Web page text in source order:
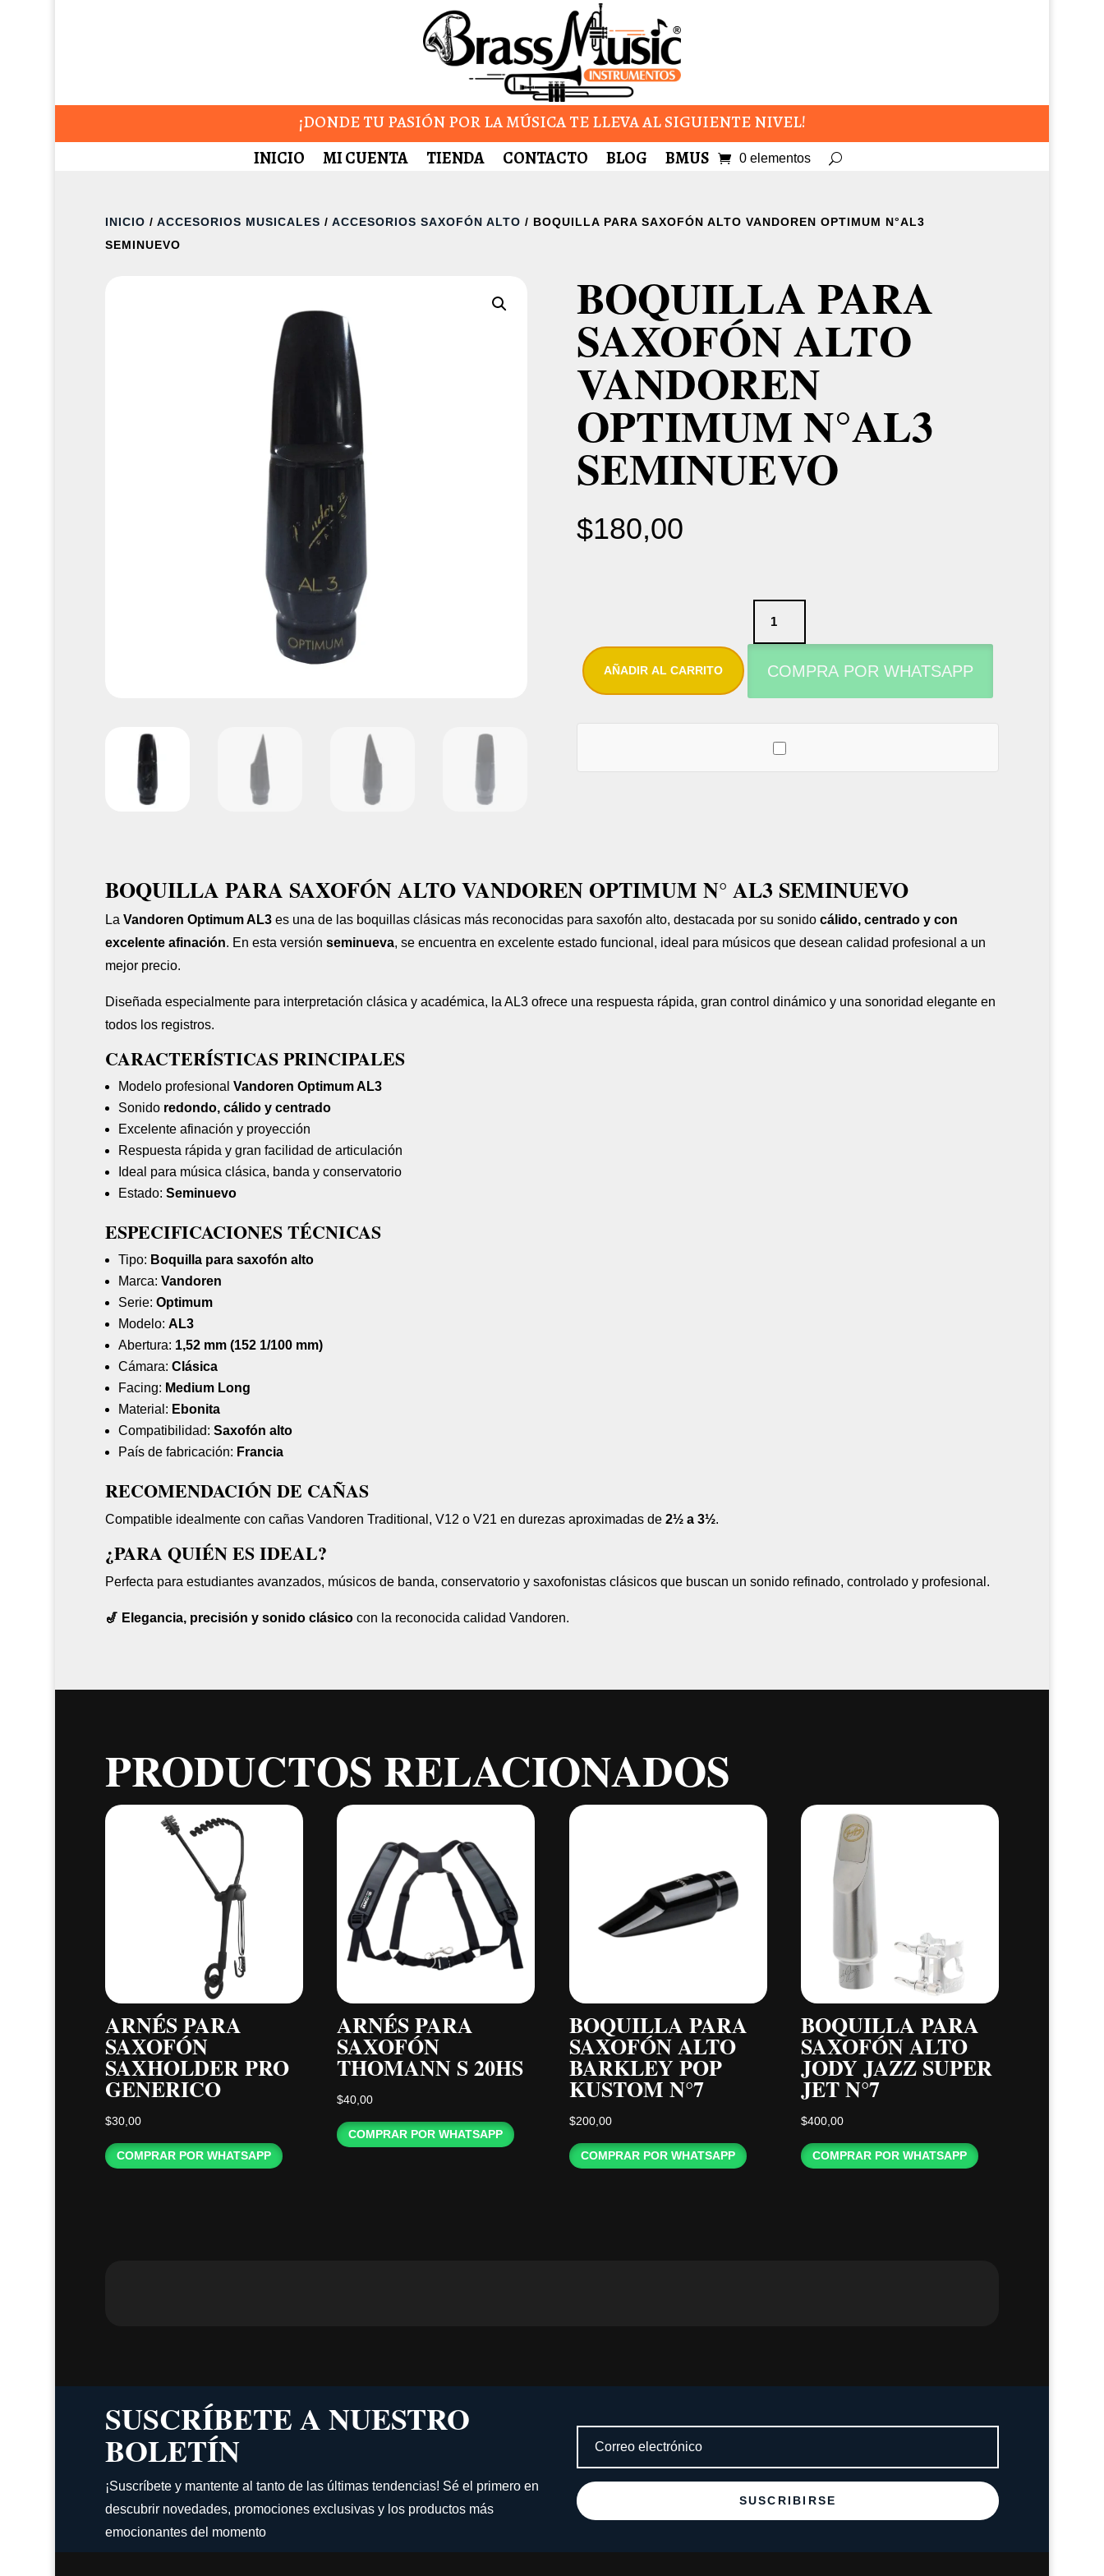
¡DONDE TU PASIÓN POR LA MÚSICA TE LLEVA AL SIGUIENTE NIVEL!
INICIO
MI CUENTA TIENDA CONTACTO BLOG BMUS 0 elementos
INICIO / ACCESORIOS MUSICALES / ACCESORIOS SAXOFÓN ALTO / BOQUILLA PARA SAXOFÓN ALTO VANDOREN OPTIMUM N°AL3
SEMINUEVO
BOQUILLA PARA
SAXOFÓN ALTO
VANDOREN
OPTIMUM N°AL3
SEMINUEVO
$180,00
alto
Vandoren
Optimum
N°AL3
seminuevo
AÑADIR AL CARRITO COMPRA POR WHATSAPP
BOQUILLA PARA SAXOFÓN ALTO VANDOREN OPTIMUM N° AL3 SEMINUEVO
La Vandoren Optimum AL3es una de las boquillas clásicas más reconocidas para saxofón alto, destacada por su sonido cálido, centrado y con
excelente afinación. En esta versión seminueva, se encuentra en excelente estado funcional, ideal para músicos que desean calidad profesional a un
mejor precio.
Diseñada especialmente para interpretación clásica y académica, la AL3 ofrece una respuesta rápida, gran control dinámico y una sonoridad elegante en
todos los registros.
CARACTERÍSTICAS PRINCIPALES
Modelo profesional Vandoren Optimum AL3
Sonido redondo, cálido y centrado
Excelente afinación y proyección
Respuesta rápida y gran facilidad de articulación
Ideal para música clásica, banda y conservatorio
Estado: Seminuevo
ESPECIFICACIONES TÉCNICAS
Tipo: Boquilla para saxofón alto
Marca: Vandoren
Serie: Optimum
Modelo: AL3
Abertura: 1,52 mm (152 1/100 mm)
Cámara: Clásica
Facing: Medium Long
Material: Ebonita
Compatibilidad: Saxofón alto
País de fabricación: Francia
RECOMENDACIÓN DE CAÑAS
Compatible idealmente con cañas Vandoren Traditional, V12 o V21 en durezas aproximadas de 2½ a 3½.
¿PARA QUIÉN ES IDEAL?
Perfecta para estudiantes avanzados, músicos de banda, conservatorio y saxofonistas clásicos que buscan un sonido refinado, controlado y profesional.
🎷 Elegancia, precisión y sonido clásicocon la reconocida calidad Vandoren.
PRODUCTOS RELACIONADOS
ARNÉS PARA
SAXOFÓN
SAXHOLDER PRO
GENERICO
$30,00
COMPRAR POR WHATSAPP
ARNÉS PARA
SAXOFÓN
THOMANN S 20HS
$40,00
COMPRAR POR WHATSAPP
BOQUILLA PARA
SAXOFÓN ALTO
BARKLEY POP
KUSTOM N°7
$200,00
COMPRAR POR WHATSAPP
BOQUILLA PARA
SAXOFÓN ALTO
JODY JAZZ SUPER
JET N°7
$400,00
COMPRAR POR WHATSAPP
SUSCRÍBETE A NUESTRO
BOLETÍN
¡Suscríbete y mantente al tanto de las últimas tendencias! Sé el primero en
descubrir novedades, promociones exclusivas y los productos más
emocionantes del momento
SUSCRIBIRSE